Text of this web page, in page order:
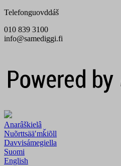
Telefonguovddáš
010 839 3100
info@samediggi.fi
Anarâškielâ
Nuõrttsääʹmǩiõll
Davvisámegiella
Suomi
English